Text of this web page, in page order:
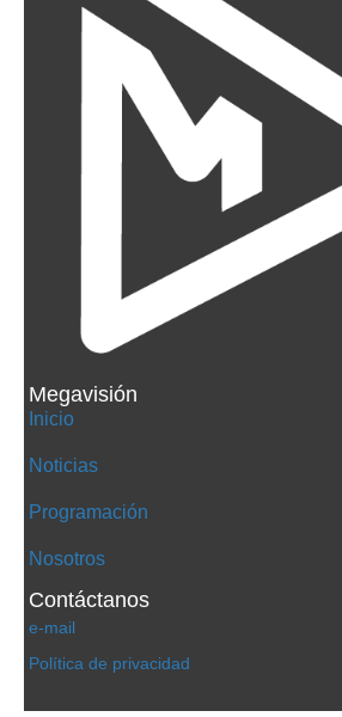
Megavisión
Inicio
Noticias
Programación
Nosotros
Contáctanos
e-mail
Política de privacidad